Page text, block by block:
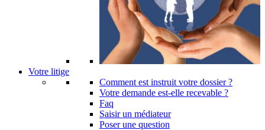
Votre litige
Comment est instruit votre dossier ?
Votre demande est-elle recevable ?
Faq
Saisir un médiateur
Poser une question